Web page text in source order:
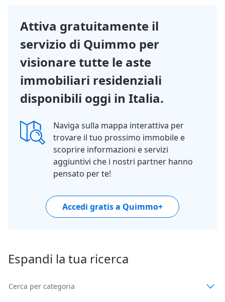
Attiva gratuitamente il
servizio di Quimmo per
visionare tutte le aste
immobiliari residenziali
disponibili oggi in Italia.
Naviga sulla mappa interattiva per
trovare il tuo prossimo immobile e
scoprire informazioni e servizi
aggiuntivi che i nostri partner hanno
pensato per te!
Accedi gratis a Quimmo+
Espandi la tua ricerca
Cerca per categoria